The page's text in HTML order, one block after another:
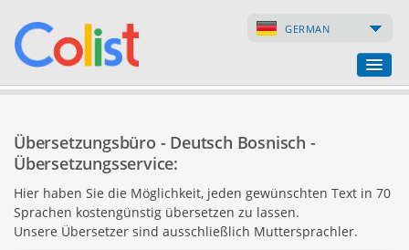
GERMAN
Firmenverzeichnis
Webseiten
Internet-Shops
Übersetzungsbüro - Deutsch Bosnisch -
Übersetzungsservice:
Hier haben Sie die Möglichkeit, jeden gewünschten Text in 70
Sprachen kostengünstig übersetzen zu lassen.
Unsere Übersetzer sind ausschließlich Muttersprachler.